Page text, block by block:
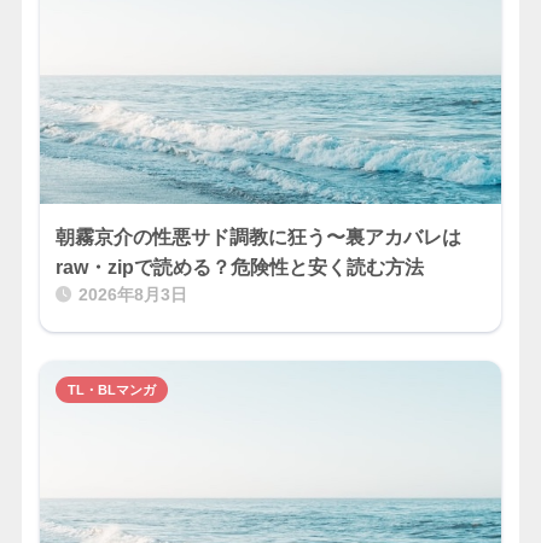
朝霧京介の性悪サド調教に狂う〜裏アカバレは
raw・zipで読める？危険性と安く読む方法
2026年8月3日
TL・BLマンガ